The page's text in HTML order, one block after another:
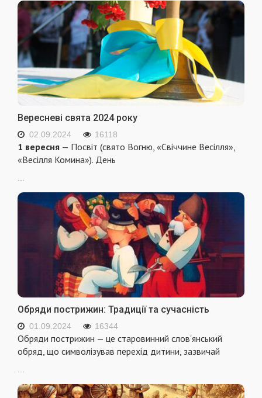
Вересневі свята 2024 року
02.09.2024 16118
1 вересня — Посвіт (свято Вогню, «Свіччине Весілля»,
«Весілля Комина»). День
Обряди пострижин: Традиції та сучасність
01.09.2024 16344
Обряди пострижин — це старовинний слов'янський
обряд, що символізував перехід дитини, зазвичай
...